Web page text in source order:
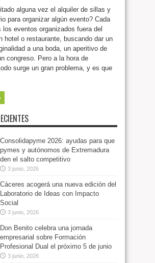
alguna vez el alquiler de sillas y
para organizar algún evento? Cada
eventos organizados fuera del
hotel o restaurante, buscando dar un
a una boda, un aperitivo de
congreso. Pero a la hora de
surge un gran problema, y es que
Consolidapyme 2026: ayudas para que
pymes y autónomos de Extremadura
den el salto competitivo
3 junio, 2026
Cáceres acogerá una nueva edición del
Laboratorio de Ideas con Impacto
Social
3 junio, 2026
Don Benito celebra una jornada
empresarial sobre Formación
Profesional Dual el próximo 5 de junio
3 junio, 2026